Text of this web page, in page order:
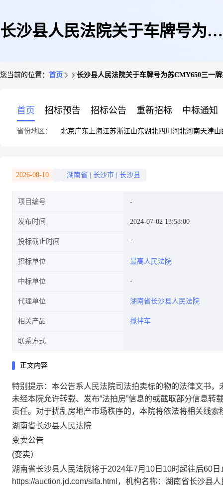
长沙县人民法院关于车牌号为苏
您当前的位置： 首页 长沙县人民法院关于车牌号为苏CMY650三一
首页 招标预告 招标公告 重新招标 中标通知
省份地区： 北京广东 上海江苏浙江山东湖北四川 河北河南天津山
2026-08-10 湖南省 长沙市 长沙县
项目编号
发布时间 2024-07-02 13:58:00
投标截止时间
招标单位 最高人民法院
中标单位
代理单位 湖南省长沙县人民法院
相关产品 搅拌车
联系方式
正文内容
特别提示：本公告系人民法院司法拍卖标的物的法律文书
未经本院允许转载、发布“法拍房”信息的或截取部分信息
责任。对于扰乱房地产市场秩序的，本院将依法将相关线
湖南省长沙县人民法院
变卖公告
(变卖）
湖南省长沙县人民法院将于2024年7月 10 日 10时起往后60 日
https://auction.jd.com/sifa.html ，机构名称：湖南省长沙县